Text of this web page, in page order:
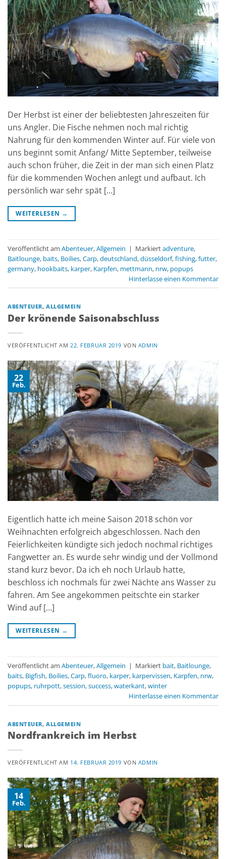
Der Herbst ist einer der beliebtesten Jahreszeiten für
uns Angler. Die Fische nehmen noch mal richtig
Nahrung für den kommenden Winter auf. Für viele von
uns beginnt somit Anfang/ Mitte September, teilweise
auch schon früher, die Zeit in der man sich einen Platz
für die kommenden Wochen anlegt und aufbaut. Ich
persönlich war sehr spät […]
WEITERLESEN →
Veröffentlicht am Abenteuer,Allgemein | Markiertadventure,
Baitlounge, baits, Boilies,Carp,deutschland,düsseldorf,fishing,futter,
germany, hookbaits, karper, Karpfen, mettmann, nrw, popups
Hinterlasse einen Kommentar
ABENTEUER,ALLGEMEIN
Der krönende Saisonabschluss
VERÖFFENTLICHT AM 22. FEBRUAR 2019 VON ADMIN
22
Feb.
Eigentlich hatte ich meine Saison 2018 schön vor
Weihnachten erfolgreich abgeschlossen. Nach den
Feierlichkeiten kündigte sich jedoch nochmal richtiges
Fangwetter an. Es wurde sehr windig und der Vollmond
stand kurz bevor. Da ich eh noch Urlaub hatte,
beschloss ich nochmals für zwei Nächte ans Wasser zu
fahren. Am See angekommen peitschte ein starker
Wind auf […]
WEITERLESEN →
Veröffentlicht am Abenteuer,Allgemein | Markiert bait, Baitlounge,
baits, Bigfish, Boilies,Carp,fluoro, karper, karpervissen, Karpfen, nrw,
popups, ruhrpott,session,success,waterkant,winter
Hinterlasse einen Kommentar
ABENTEUER,ALLGEMEIN
Nordfrankreich im Herbst
VERÖFFENTLICHT AM 14. FEBRUAR 2019 VON ADMIN
14
Feb.